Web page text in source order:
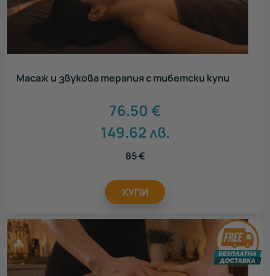
Масаж и звукова терапия с тибетски купи
76.50 €
149.62лв.
85€
КУПИ